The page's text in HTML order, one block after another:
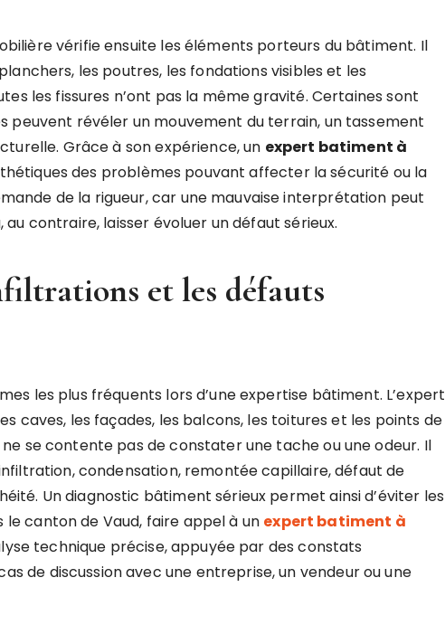
vérifie ensuite les éléments porteurs du bâtiment. Il
les poutres, les fondations visibles et les
les fissures n’ont pas la même gravité. Certaines sont
peuvent révéler un mouvement du terrain, un tassement
Grâce à son expérience, un expert batiment à
des problèmes pouvant affecter la sécurité ou la
de la rigueur, car une mauvaise interprétation peut
contraire, laisser évoluer un défaut sérieux.
et les défauts
les plus fréquents lors d’une expertise bâtiment. L’expert
caves, les façades, les balcons, les toitures et les points de
se contente pas de constater une tache ou une odeur. Il
condensation, remontée capillaire, défaut de
Un diagnostic bâtiment sérieux permet ainsi d’éviter les
canton de Vaud, faire appel à un expert batiment à
technique précise, appuyée par des constats
de discussion avec une entreprise, un vendeur ou une